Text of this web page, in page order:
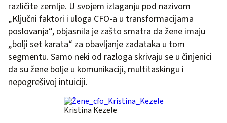
različite zemlje. U svojem izlaganju pod nazivom
„Ključni faktori i uloga CFO-a u transformacijama
poslovanja“, objasnila je zašto smatra da žene imaju
„bolji set karata“ za obavljanje zadataka u tom
segmentu. Samo neki od razloga skrivaju se u činjenici
da su žene bolje u komunikaciji, multitaskingu i
nepogrešivoj intuiciji.
Kristina Kezele